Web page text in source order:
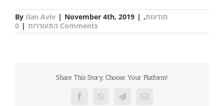
By Ilan Aviv | November 4th, 2019 | מודעות,
התעוררות | 0 Comments
Share This Story, Choose Your Platform!
FacebookWhatsAppTelegramEmail